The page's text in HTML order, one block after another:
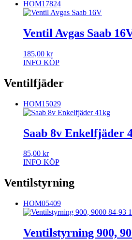
HOM17824
Ventil Avgas Saab
185,00 kr
INFO KÖP
Ventilfjäder
HOM15029
Saab 8v Enkelfjäder
85,00 kr
INFO KÖP
Ventilstyrning
HOM05409
Ventilstyrning 900,